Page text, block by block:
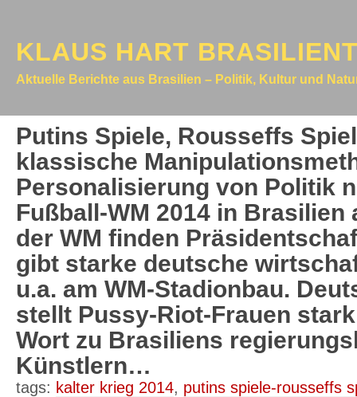
KLAUS HART
Aktuelle Berichte aus Brasilien – Politik, Kultur und
Putins Spiele, Rousseffs
klassische
Personalisierung von Politik
Fußball-WM 2014 in Brasilien
der WM finden
gibt starke deutsche
u.a. am WM-Stadionbau.
stellt Pussy-Riot-Frauen
Wort zu Brasiliens
Künstlern…
tags: kalter krieg 2014, putins spiele-rousseffs